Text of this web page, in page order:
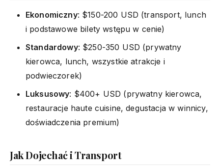
Ekonomiczny: $150-200 USD (transport, lunch
i podstawowe bilety wstępu w cenie)
Standardowy: $250-350 USD (prywatny
kierowca, lunch, wszystkie atrakcje i
podwieczorek)
Luksusowy: $400+ USD (prywatny kierowca,
restauracje haute cuisine, degustacja w winnicy,
doświadczenia premium)
Jak Dojechać i Transport